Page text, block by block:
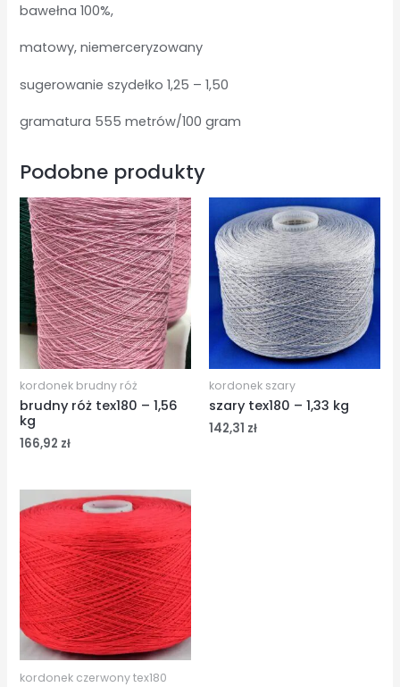
bawełna 100%,
matowy, niemerceryzowany
sugerowanie szydełko 1,25 – 1,50
gramatura 555 metrów/100 gram
Podobne produkty
kordonek brudny róż
brudny róż tex180 – 1,56
kg
166,92 zł
kordonek szary
szary tex180 – 1,33 kg
142,31 zł
kordonek czerwony tex180